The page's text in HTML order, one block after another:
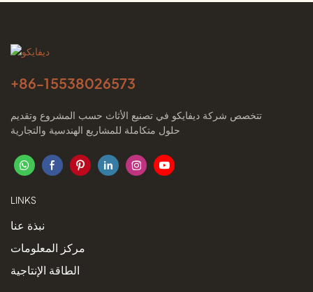
+86-15538026573
تتخصص شركة ديفايكو في تصنيع الأثاث حسب المشروع وتقديم
حلول متكاملة للمشاريع الهندسية والتجارية
LINKS
نبذة عنا
مركز المعلومات
الطاقة الإنتاجية